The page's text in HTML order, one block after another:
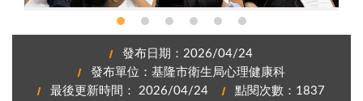
信義國小毒品防制宣導講座，學生專心聽講
發布日期：2026/04/24
發布單位：基隆市衛生局心理健康科
最後更新時間： 2026/04/24
點閱次數：1837